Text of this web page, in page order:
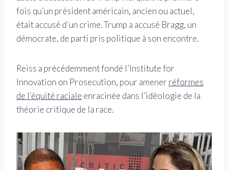
fois qu’un président américain, ancien ou actuel,
était accusé d’un crime. Trump a accusé Bragg, un
démocrate, de parti pris politique à son encontre.
Reiss a précédemment fondé l’Institute for
Innovation on Prosecution, pour amener réformes
de l’équité raciale enracinée dans l’idéologie de la
théorie critique de la race.